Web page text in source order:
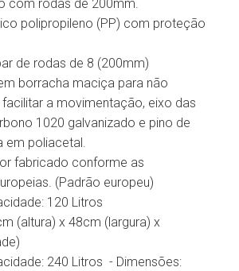
com rodas de 200mm.
polipropileno (PP) com proteção
de rodas de 8 (200mm)
borracha maciça para não
a movimentação, eixo das
1020 galvanizado e pino de
em poliacetal.
fabricado conforme as
(Padrão europeu)
120 Litros
(altura) x 48cm (largura) x
240 Litros - Dimensões: